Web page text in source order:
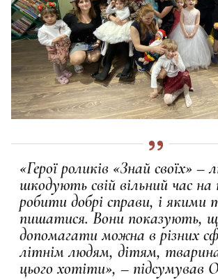
«Герої роликів «Знай своїх» –
шкодують свій вільний час
робити добрі справи, і якими
пишатися. Вони показують,
допомагати можна в різних
літнім людям, дітям,
цього хотіти», – підсумував